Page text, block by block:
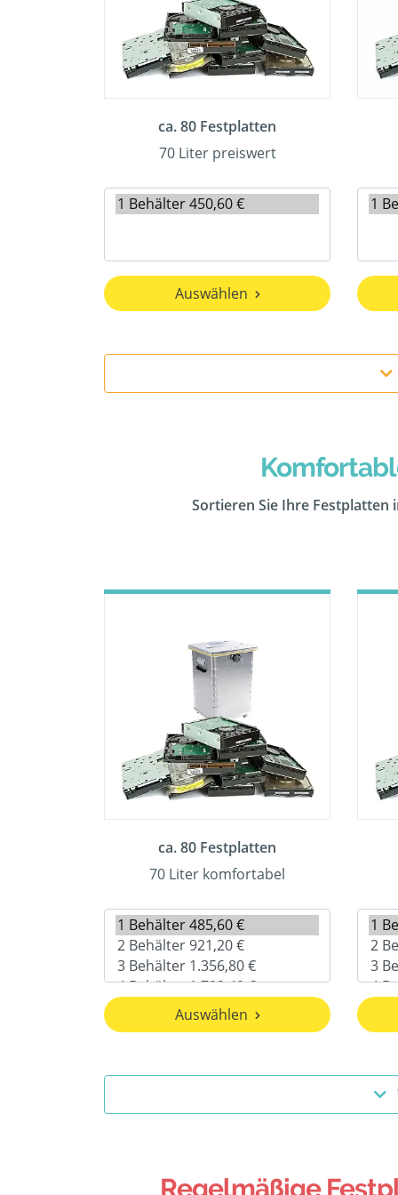
ca. 80 Festplatten
70 Liter preiswert
Auswählen
Sortieren Sie Ihre Festplatten
ca. 80 Festplatten
70 Liter komfortabel
Auswählen
Regelmäßige